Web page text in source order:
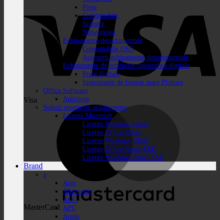
Visa
MasterCard
Piese
Consumabile
Scanere
Networking
Echipamente departamentale
Consumabile OSG
Accesorii echipamente departamentale
Echipamente de productie tipografica digitala
Prese digitale
Imprimante de format mare Plottare
Office Software
Antivirus
Solutii enterprise si datacenter
Licente Microsoft
Licente Windows Retail
Licente Office Retail
Licente Windows OEM
Licente Office Retail ESD
Licente Windows Retail ESD
Brand
a
Acer
Alienware
AOC
APC
Apple